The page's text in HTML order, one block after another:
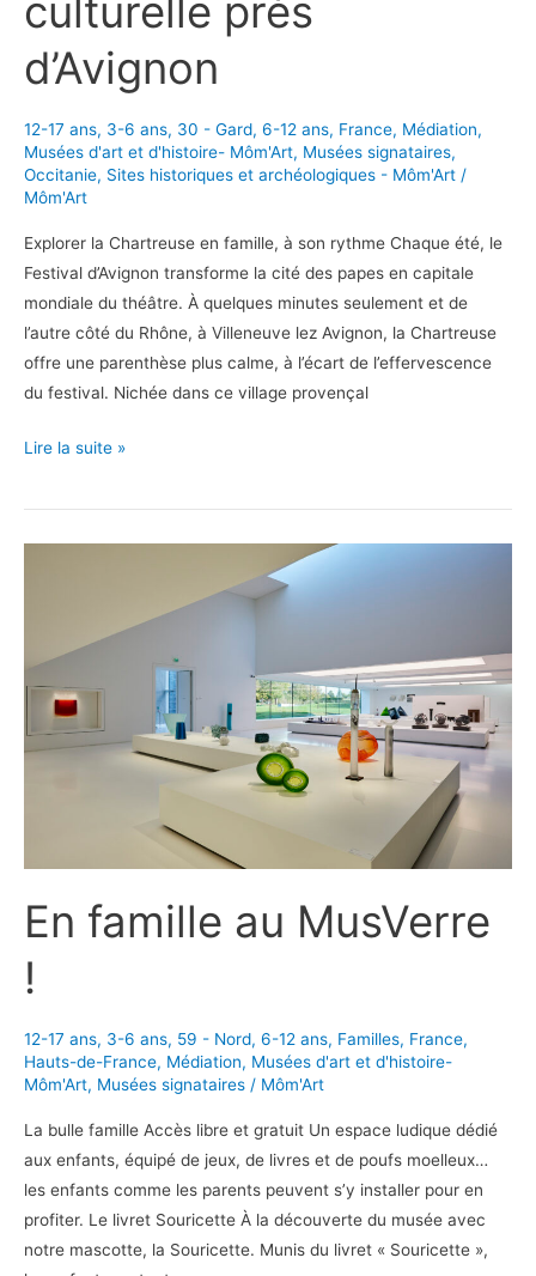
culturelle près
d’Avignon
12-17 ans, 3-6 ans, 30 - Gard, 6-12 ans, France, Médiation,
Musées d'art et d'histoire- Môm'Art, Musées signataires,
Occitanie, Sites historiques et archéologiques - Môm'Art /
Môm'Art
Explorer la Chartreuse en famille, à son rythme Chaque été, le
Festival d’Avignon transforme la cité des papes en capitale
mondiale du théâtre. À quelques minutes seulement et de
l’autre côté du Rhône, à Villeneuve lez Avignon, la Chartreuse
offre une parenthèse plus calme, à l’écart de l’effervescence
du festival. Nichée dans ce village provençal
La
en
près
d’Avignon
Lire la suite »
En famille au MusVerre
!
12-17 ans, 3-6 ans, 59 - Nord, 6-12 ans, Familles, France,
Hauts-de-France, Médiation, Musées d'art et d'histoire-
Môm'Art, Musées signataires / Môm'Art
La bulle famille Accès libre et gratuit Un espace ludique dédié
aux enfants, équipé de jeux, de livres et de poufs moelleux…
les enfants comme les parents peuvent s’y installer pour en
profiter. Le livret Souricette À la découverte du musée avec
notre mascotte, la Souricette. Munis du livret « Souricette »,